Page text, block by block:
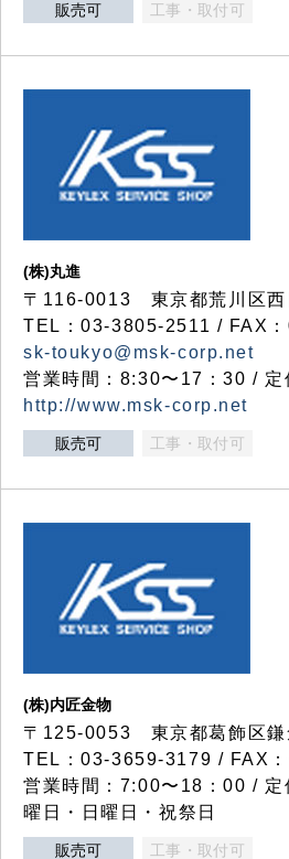
販売可 工事・取付可
(株)丸進
〒116-0013 東京都荒川区西
TEL：03-3805-2511 / FAX
sk-toukyo@msk-corp.net
営業時間：8:30〜17：30 / 定
http://www.msk-corp.net
販売可 工事・取付可
(株)内匠金物
〒125-0053 東京都葛飾区鎌
TEL：03-3659-3179 / FAX
営業時間：7:00〜18：00 / 定
曜日・日曜日・祝祭日
販売可 工事・取付可